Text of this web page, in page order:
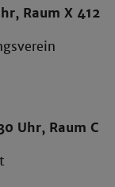
Raum X 412
Uhr, Raum C